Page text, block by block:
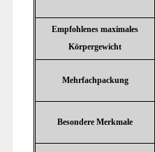
Empfohlenes maximales
Körpergewicht
Mehrfachpackung
Besondere Merkmale